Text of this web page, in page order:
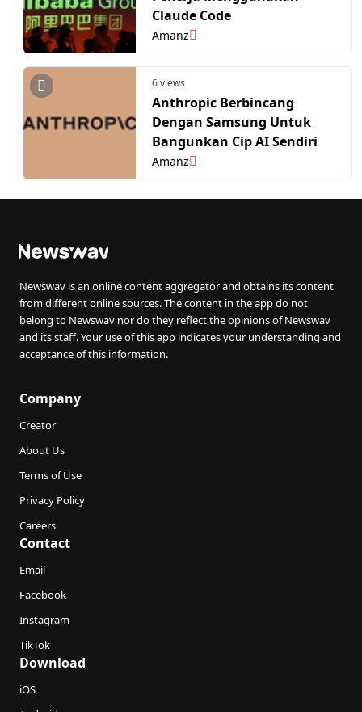
Claude Code
Amanz
6 views
Anthropic Berbincang
Dengan Samsung Untuk
Bangunkan Cip AI Sendiri
Amanz
Newswav is an online content aggregator and obtains its content
from different online sources. The content in the app do not
belong to Newswav nor do they reflect the opinions of Newswav
and its staff. Your use of this app indicates your understanding and
acceptance of this information.
Company
Creator
About Us
Terms of Use
Privacy Policy
Careers
Contact
Email
Facebook
Instagram
TikTok
Download
iOS